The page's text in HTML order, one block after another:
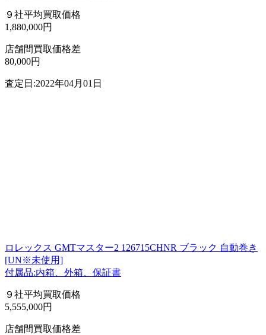
９社平均買取価格
1,880,000円
店舗間買取価格差
80,000円
査定日:2022年04月01日
ロレックス GMTマスター2 126715CHNR ブラック 自動巻き
[UN※未使用]
付属品:内箱、外箱、保証書
９社平均買取価格
5,555,000円
店舗間買取価格差